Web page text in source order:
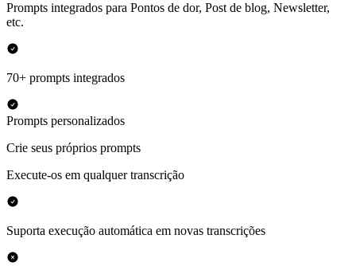
Prompts integrados para Pontos de dor, Post de blog, Newsletter,
etc.
70+ prompts integrados
Prompts personalizados
Crie seus próprios prompts
Execute-os em qualquer transcrição
Suporta execução automática em novas transcrições